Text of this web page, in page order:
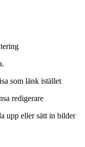
som länk istället
redigerare
upp eller sätt in bilder